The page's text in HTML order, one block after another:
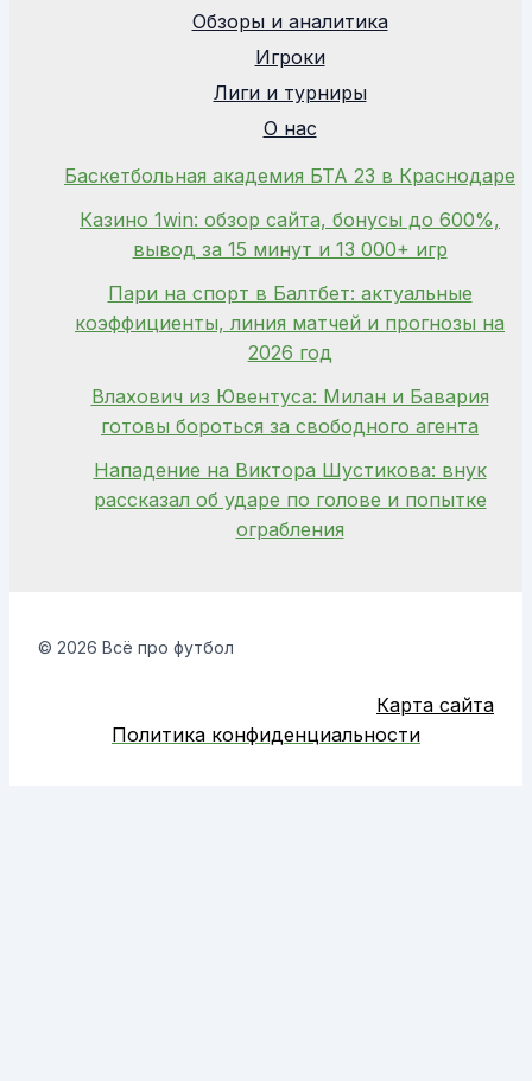
Обзоры и аналитика
Игроки
Лиги и турниры
О нас
Баскетбольная академия БТА 23 в Краснодаре
Казино 1win: обзор сайта, бонусы до 600%,
вывод за 15 минут и 13 000+ игр
Пари на спорт в Балтбет: актуальные
коэффициенты, линия матчей и прогнозы на
2026 год
Влахович из Ювентуса: Милан и Бавария
готовы бороться за свободного агента
Нападение на Виктора Шустикова: внук
рассказал об ударе по голове и попытке
ограбления
© 2026 Всё про футбол
Карта сайта
Политика конфиденциальности